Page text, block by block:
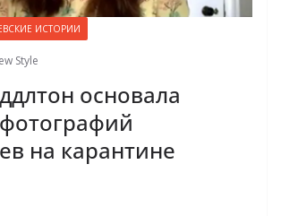
ИСТОРИИ
Style
основала
на карантине